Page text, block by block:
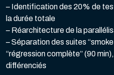
– Identification des 20% de
la durée totale
– Réarchitecture de la
– Séparation des suites
“régression complète” (90
différenciés